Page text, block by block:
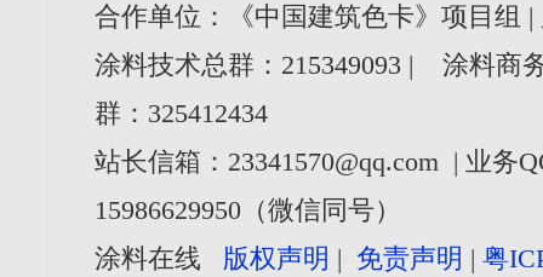
合作单位：《中国建筑色卡》项目组
涂料技术总群：215349093 | 涂料商
群：325412434
站长信箱：23341570@qq.com | 业务
15986629950（微信同号）
涂料在线 版权声明 | 免责声明 |粤